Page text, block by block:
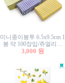
미니종이봉투 6.5x9.5cm 1
봉 약 100장입/쥬얼리봉
투/증명사진봉투/악세사
3,000 원